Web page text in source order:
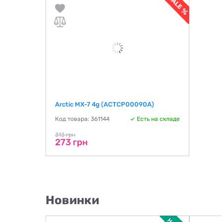
Arctic MX-7 4g (ACTCP00090A)
Код товара: 361144 Есть на складе
313 грн
273 грн
Новинки